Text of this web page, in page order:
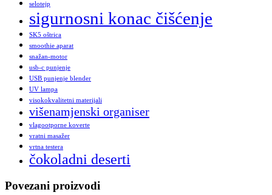
selotejp
sigurnosni konac čišćenje
SK5 oštrica
smoothie aparat
snažan-motor
usb-c punjenje
USB punjenje blender
UV lampa
visokokvalitetni materijali
višenamjenski organiser
vlagootporne koverte
vratni masažer
vrtna testera
čokoladni deserti
Povezani proizvodi